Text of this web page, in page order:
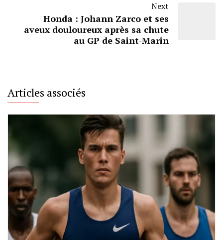
Next
Honda : Johann Zarco et ses
aveux douloureux après sa chute
au GP de Saint-Marin
Articles associés